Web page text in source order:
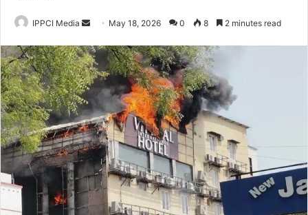
IPPCI Media
Send
email
May 18, 2026 0 8 2 minutes read